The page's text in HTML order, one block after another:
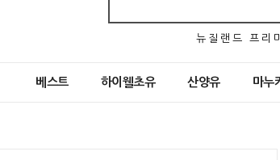
뉴 질 랜 드 프 리
베스트 하이웰초유 산양유 마누